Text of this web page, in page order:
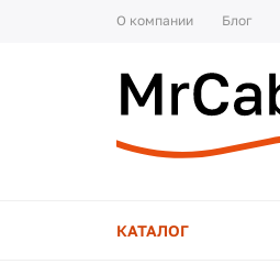
О компании Блог
КАТАЛОГ